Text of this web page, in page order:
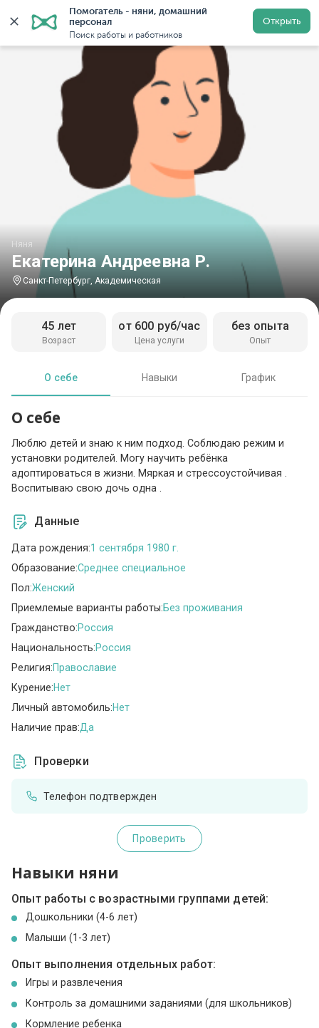
Помогатель - няни, домашний
персонал
Поиск работы и работников
Открыть
Главная Няни Няни в Санкт-Петербурге Няни у
Екатерина Андреевна Р.
Няня
Санкт-Петербург, Академическая
Возраст
45 лет
Цена услуги
от 600 руб/час
Опыт
без опыта
О себе Навыки График
О себе
Люблю детей и знаю к ним подход. Соблюдаю режим и
установки родителей. Могу научить ребёнка
адоптироваться в жизни. Мяркая и стрессоустойчивая .
Воспитываю свою дочь одна .
Данные
Дата рождения:1 сентября 1980 г.
Образование:Среднее специальное
Пол:Женский
Приемлемые варианты работы:Без проживания
Гражданство:Россия
Национальность:Россия
Религия:Православие
Курение:Нет
Личный автомобиль:Нет
Наличие прав:Да
Проверки
Телефон подтвержден
Проверить
Навыки няни
Опыт работы с возрастными группами детей:
Дошкольники (4-6 лет)
Малыши (1-3 лет)
Опыт выполнения отдельных работ:
Игры и развлечения
Контроль за домашними заданиями (для школьников)
Кормление ребенка